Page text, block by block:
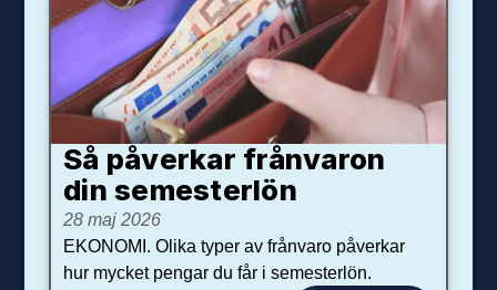
Så påverkar från­varon
din semester­lön
28 maj 2026
EKONOMI. Olika typer av frånvaro påverkar
hur mycket pengar du får i semesterlön.